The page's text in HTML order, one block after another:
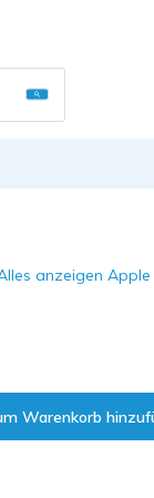
Verwende
anzeigen Apple
Warenkorb